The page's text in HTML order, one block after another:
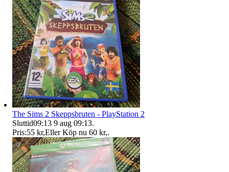
The Sims 2 Skeppsbruten - PlayStation 2
Sluttid09:13 9 aug 09:13.
Pris:55 kr,Eller Köp nu 60 kr,.